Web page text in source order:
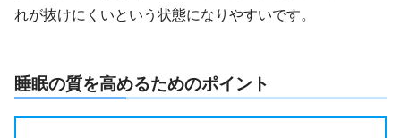
れが抜けにくいという状態になりやすいです。
睡眠の質を高めるためのポイント